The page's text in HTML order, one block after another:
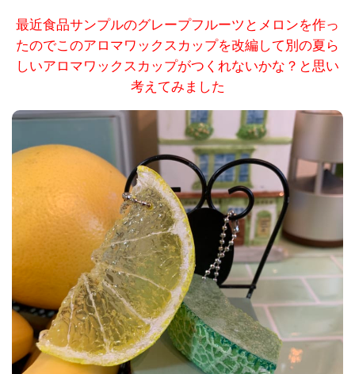
最近食品サンプルのグレープフルーツとメロンを作っ
たのでこのアロマワックスカップを改編して別の夏ら
しいアロマワックスカップがつくれないかな？と思い
考えてみました